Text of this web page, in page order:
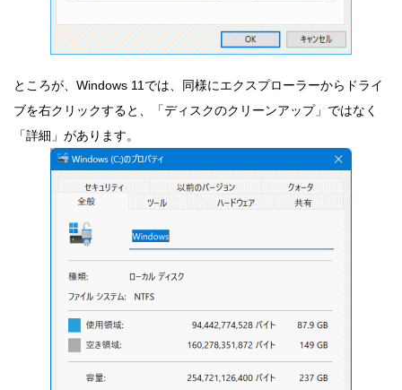
ところが、Windows 11では、同様にエクスプローラーからドライ
ブを右クリックすると、「ディスクのクリーンアップ」ではなく
「詳細」があります。